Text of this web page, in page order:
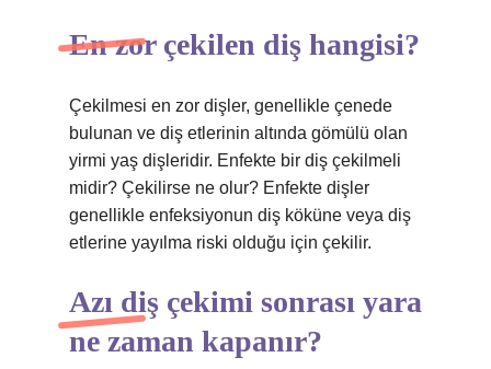
En zor çekilen diş hangisi?
Çekilmesi en zor dişler, genellikle çenede
bulunan ve diş etlerinin altında gömülü olan
yirmi yaş dişleridir. Enfekte bir diş çekilmeli
midir? Çekilirse ne olur? Enfekte dişler
genellikle enfeksiyonun diş köküne veya diş
etlerine yayılma riski olduğu için çekilir.
Azı diş çekimi sonrası yara
ne zaman kapanır?